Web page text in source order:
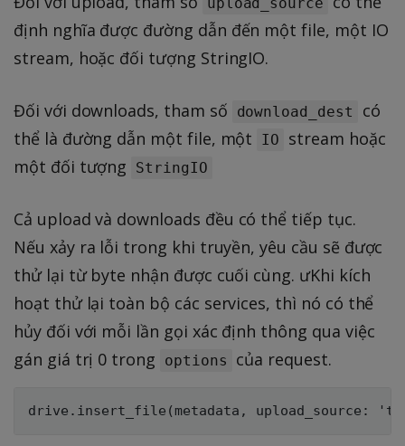
định nghĩa được đường dẫn đến một file, một IO
stream, hoặc đối tượng StringIO.
Đối với downloads, tham số download_dest
có
thể là đường dẫn một file, một
IO
stream hoặc
một đối tượng
StringIO
Cả upload và downloads đều có thể tiếp tục.
Nếu xảy ra lỗi trong khi truyền, yêu cầu sẽ được
thử lại từ byte nhận được cuối cùng. ưKhi kích
hoạt thử lại toàn bộ các services, thì nó có thể
hủy đối với mỗi lần gọi xác định thông qua việc
gán giá trị 0 trong
options của request.